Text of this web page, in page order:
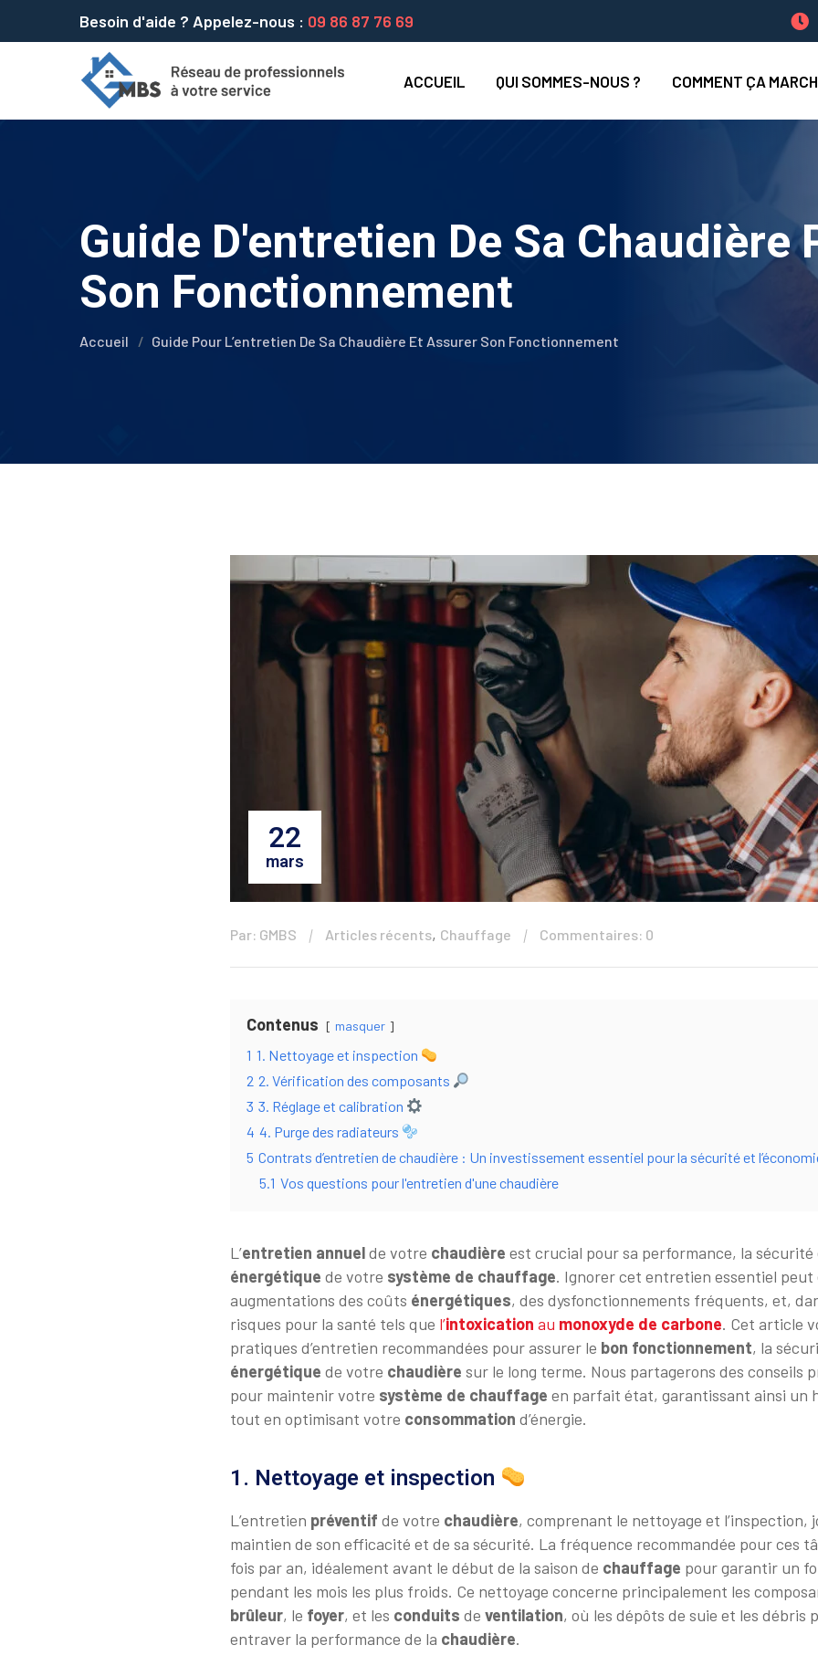
Besoin d'aide ? Appelez-nous : 09 86 87 76 69
ACCUEIL QUI SOMMES-NOUS ? COMMENT ÇA
Guide D'entretien De Sa Chaudière
Son Fonctionnement
Accueil Guide Pour L’entretien De Sa Chaudière Et Assurer Son Fonctionnement
22
mars
Par: GMBS Articles récents, Chauffage Commentaires: 0
Contenus masquer
1 1. Nettoyage et inspection
2 2. Vérification des composants
3 3. Réglage et calibration
4 4. Purge des radiateurs
5 Contrats d’entretien de chaudière : Un investissement essentiel pour la sécurité et
5.1 Vos questions pour l'entretien d'une chaudière
L’entretien annuelde votre chaudière est crucial pour sa performance, la sécurité
énergétique de votre système de chauffage. Ignorer cet entretien essentiel peut
augmentations des coûts énergétiques, des dysfonctionnements fréquents, et,
risques pour la santé tels que l’intoxication au monoxyde de carbone. Cet article
pratiques d’entretien recommandées pour assurer le bon fonctionnement, la
énergétique de votre chaudière sur le long terme. Nous partagerons des conseils
pour maintenir votre système de chauffage en parfait état, garantissant ainsi un
tout en optimisant votre consommation d’énergie.
1. Nettoyage et inspection
L’entretien préventif de votre chaudière, comprenant le nettoyage et l’inspection,
maintien de son efficacité et de sa sécurité. La fréquence recommandée pour ces
fois par an, idéalement avant le début de la saison de chauffage pour garantir un
pendant les mois les plus froids. Ce nettoyage concerne principalement les
brûleur, le foyer, et les conduits de ventilation, où les dépôts de suie et les débris
entraver la performance de la chaudière.